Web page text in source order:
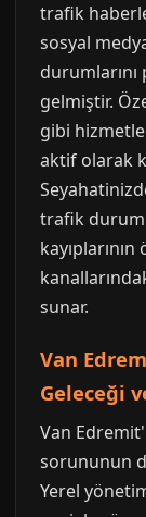
trafik
sosyal
gelmiştir.
gibi
aktif olarak
trafik
sunar.
Van
Geleceği
Van
sorununun
Yerel